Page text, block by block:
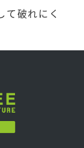
て破れにく